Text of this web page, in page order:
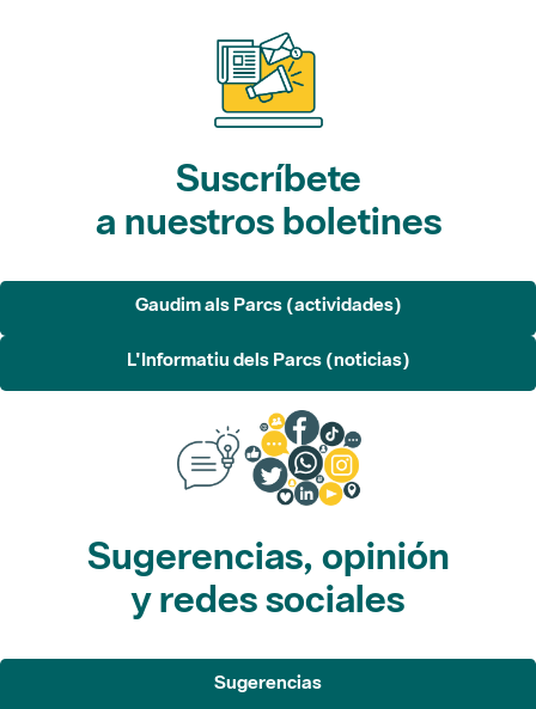
Suscríbete
a nuestros boletines
Gaudim als Parcs (actividades)
L'Informatiu dels Parcs (noticias)
Sugerencias, opinión
y redes sociales
Sugerencias